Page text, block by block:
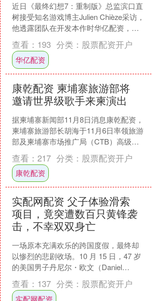
近日《最终幻想7：重制版》总监滨口直
树接受知名游戏博主Julien Chièze采访，
他透露团队在开发本作时华亿配资，曾
讨论过是否要调整克劳德的破坏剑尺
寸。 由....
查看： 193 分类： 股票配资开户
华亿配资
康乾配资 柬埔寨旅游部将
邀请世界级歌手来柬演出
据柬埔寨新闻部11月8日消息康乾配资，
柬埔寨旅游部长胡海于11月6日率领旅游
部及柬埔寨市场推广局（CTB）高级代
表团，赴英国伦敦出席世界旅游交易会
（WTM Lo....
查看： 217 分类： 股票配资开户
康乾配资
实配网配资 父子体验滑索
项目，竟突遭数百只黄锋袭
击，不幸双双身亡
一场原本充满欢乐的跨国度假，最终却
以惨烈的悲剧收场。10 月 15 日，47 岁
的美国男子丹尼尔・欧文（Daniel
Owen）与 15 岁的儿子库珀（Coop....
查看： 137 分类： 股票配资开户